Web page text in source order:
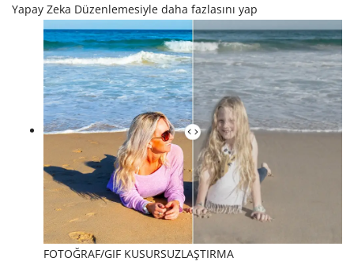
Yapay Zeka Düzenlemesiyle daha fazlasını yap
FOTOĞRAF/GIF KUSURSUZLAŞTIRMA